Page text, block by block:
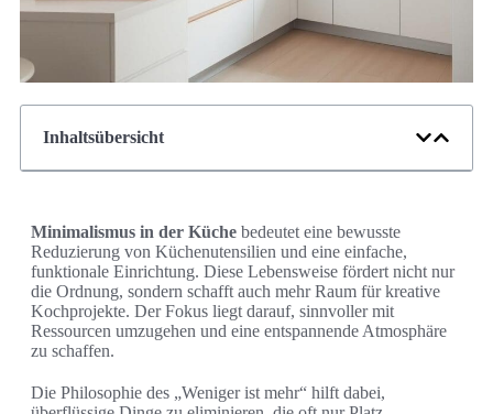
Inhaltsübersicht
Minimalismus in der Küche bedeutet eine bewusste
Reduzierung von Küchenutensilien und eine einfache,
funktionale Einrichtung. Diese Lebensweise fördert nicht nur
die Ordnung, sondern schafft auch mehr Raum für kreative
Kochprojekte. Der Fokus liegt darauf, sinnvoller mit
Ressourcen umzugehen und eine entspannende Atmosphäre
zu schaffen.
Die Philosophie des „Weniger ist mehr“ hilft dabei,